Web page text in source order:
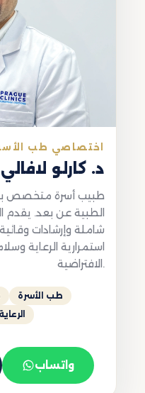
اختصاصي طب
د. كارلو لافالي
طبيب أسرة متخصص
الطبية عن بعد. يقدم
شاملة وإرشادات وقائية
استمرارية الرعاية
الافتراضية.
طب الأسرة
واتساب